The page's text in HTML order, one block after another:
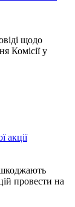
щодо
Комісії у
акції
провести на